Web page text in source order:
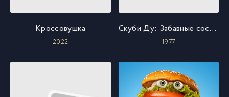
Кроссовушка
2022
Скуби Ду: Забавные состязания «Всех мультсупер звезд»
1977